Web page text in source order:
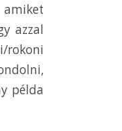
amiket
azzal
példa